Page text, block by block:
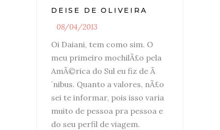
DEISE DE OLIVEIRA
08/04/2013
Oi Daiani, tem como sim. O
meu primeiro mochilÃ£o pela
AmÃ©rica do Sul eu fiz de Ã
´nibus. Quanto a valores, nÃ£o
sei te informar, pois isso varia
muito de pessoa pra pessoa e
do seu perfil de viagem.